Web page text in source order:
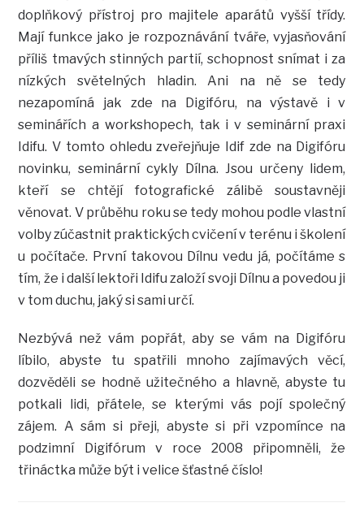
doplňkový přístroj pro majitele aparátů vyšší třídy.
Mají funkce jako je rozpoznávání tváře, vyjasňování
příliš tmavých stinných partií, schopnost snímat i za
nízkých světelných hladin. Ani na ně se tedy
nezapomíná jak zde na Digifóru, na výstavě i v
seminářích a workshopech, tak i v seminární praxi
Idifu. V tomto ohledu zveřejňuje Idif zde na Digifóru
novinku, seminární cykly Dílna. Jsou určeny lidem,
kteří se chtějí fotografické zálibě soustavněji
věnovat. V průběhu roku se tedy mohou podle vlastní
volby zúčastnit praktických cvičení v terénu i školení
u počítače. První takovou Dílnu vedu já, počítáme s
tím, že i další lektoři Idifu založí svoji Dílnu a povedou ji
v tom duchu, jaký si sami určí.
Nezbývá než vám popřát, aby se vám na Digifóru
líbilo, abyste tu spatřili mnoho zajímavých věcí,
dozvěděli se hodně užitečného a hlavně, abyste tu
potkali lidi, přátele, se kterými vás pojí společný
zájem. A sám si přeji, abyste si při vzpomínce na
podzimní Digifórum v roce 2008 připomněli, že
třináctka může být i velice šťastné číslo!